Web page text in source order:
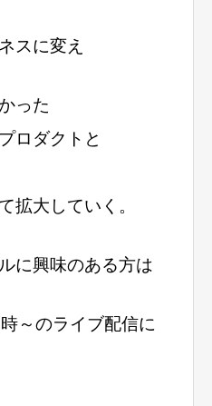
スに変え
った
ロダクトと
拡大していく。
に興味のある方は
～のライブ配信に